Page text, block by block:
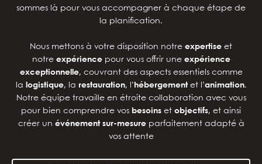
sommes là pour vous accompagner à chaque étape de
la planification.
Nous mettons à votre disposition notre expertise et
notre expériencepour vous offrir une expérience
exceptionnelle, couvrant des aspects essentiels comme
la logistique, la restauration, l’ hébergementet l’animation.
Notre équipe travaille en étroite collaboration avec vous
pour bien comprendre vos besoins et objectifs, et ainsi
créer un événement sur-mesureparfaitement adapté à
vos attente